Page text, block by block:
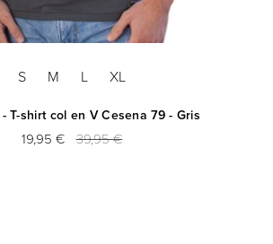
S M L XL
T-shirt col en V Cesena 79 - Gris
19,95 € 39,95 €